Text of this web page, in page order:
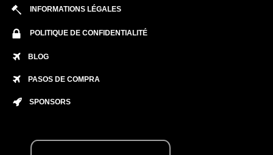
INFORMATIONS LÉGALES
POLITIQUE DE CONFIDENTIALITÉ
BLOG
PASOS DE COMPRA
SPONSORS